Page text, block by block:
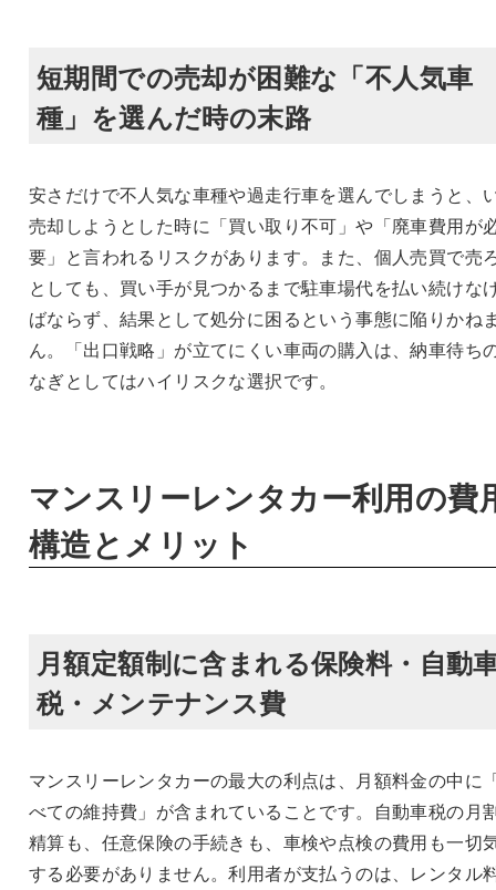
短期間での売却が困難な「不人気車
種」を選んだ時の末路
安さだけで不人気な車種や過走行車を選んでしまうと、
売却しようとした時に「買い取り不可」や「廃車費用が
要」と言われるリスクがあります。また、個人売買で売
としても、買い手が見つかるまで駐車場代を払い続けな
ばならず、結果として処分に困るという事態に陥りかね
ん。「出口戦略」が立てにくい車両の購入は、納車待ち
なぎとしてはハイリスクな選択です。
マンスリーレンタカー利用の費
構造とメリット
月額定額制に含まれる保険料・自動
税・メンテナンス費
マンスリーレンタカーの最大の利点は、月額料金の中に
べての維持費」が含まれていることです。自動車税の月
精算も、任意保険の手続きも、車検や点検の費用も一切
する必要がありません。利用者が支払うのは、レンタル